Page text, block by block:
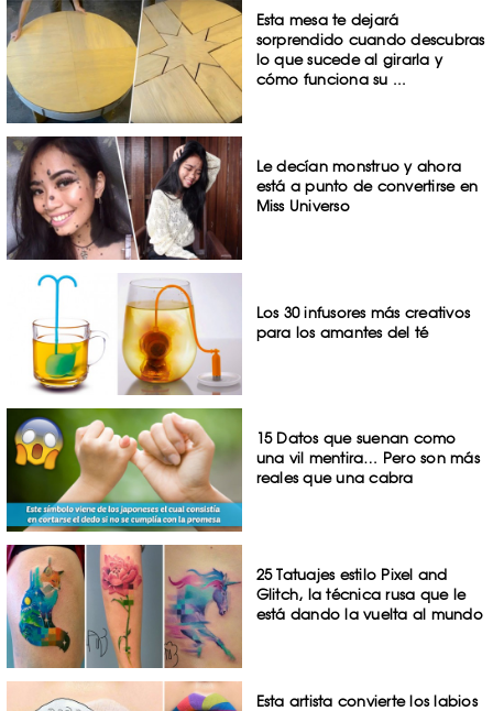
Esta mesa te dejará
sorprendido cuando descubras
lo que sucede al girarla y
cómo funciona su ...
Le decían monstruo y ahora
está a punto de convertirse en
Miss Universo
Los 30 infusores más creativos
para los amantes del té
15 Datos que suenan como
una vil mentira… Pero son más
reales que una cabra
25 Tatuajes estilo Pixel and
Glitch, la técnica rusa que le
está dando la vuelta al mundo
Esta artista convierte los labios